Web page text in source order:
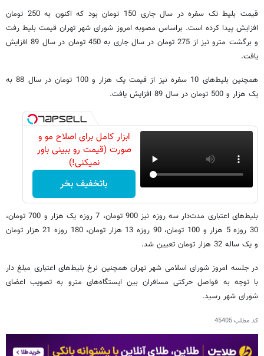
قیمت بلیط تک سفره در سال جاری 150 تومان بود که اکنون به 250 تومان
افزایش پیدا کرده است. براساس مصوبه امروز شورای شهر تهران قیمت بلیط رفت
و برگشت مترو نیز از 275 تومان در سال جاری به 450 تومان در سال 89 افزایش
یافت.
همچنین بلیط‌های 10 سفره نیز از قیمت یک هزار و 100 تومان در سال 88 به
یک هزار و 500 تومان در سال 89 افزایش یافت.
ابزار کامل برای اصلاح مو و
صورت (قیمت رو ببینی باور
نمیکنی!)
باتخفیف بخر
بلیط‌های اعتباری مدت‌دار سه روزه نیز 900 تومان، 7 روزه یک هزار و 700 تومان،
30 روزه 5 هزار و 100 تومان، 90 روزه 13 هزار تومان، 180 روزه 21 هزار تومان
و یک ساله 32 هزار تومان تعیین شد.
در جلسه امروز شورای اسلامی شهر تهران همچنین نرخ بلیط‌های اعتباری مبلغ دار
با توجه به فواصل حرکتی مسافران بین ایستگاه‌های مترو به تصویب اعضای
شورای شهر رسید.
کد مطلب45405